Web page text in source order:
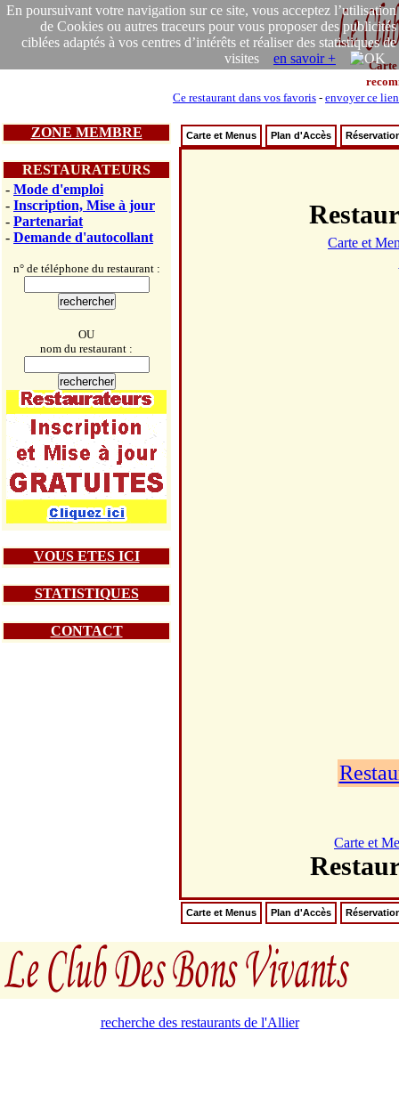
En poursuivant votre navigation sur ce site, vous acceptez l’utilisation
de Cookies ou autres traceurs pour vous proposer des publicités
ciblées adaptés à vos centres d’intérêts et réaliser des statistiques de
visites en savoir +
Carte
Ce restaurant dans vos favoris - envoyer ce
ZONE MEMBRE
RESTAURATEURS
- Mode d'emploi
- Inscription, Mise à jour
- Partenariat
- Demande d'autocollant
n° de téléphone du restaurant :
OU
nom du restaurant :
VOUS ETES ICI
STATISTIQUES
CONTACT
Carte et Menus Plan d'Accès
Carte et
Carte et
Carte et Menus Plan d'Accès
recherche des restaurants de l'Allier